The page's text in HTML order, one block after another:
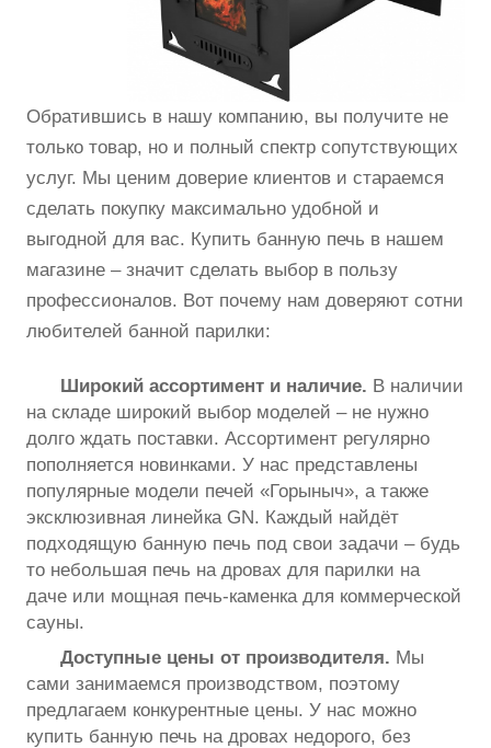
Обратившись в нашу компанию, вы получите не
только товар, но и полный спектр сопутствующих
услуг. Мы ценим доверие клиентов и стараемся
сделать покупку максимально удобной и
выгодной для вас. Купить банную печь в нашем
магазине – значит сделать выбор в пользу
профессионалов. Вот почему нам доверяют сотни
любителей банной парилки:
Широкий ассортимент и наличие. В наличии
на складе широкий выбор моделей – не нужно
долго ждать поставки. Ассортимент регулярно
пополняется новинками. У нас представлены
популярные модели печей «Горыныч», а также
эксклюзивная линейка GN. Каждый найдёт
подходящую банную печь под свои задачи – будь
то небольшая печь на дровах для парилки на
даче или мощная печь-каменка для коммерческой
сауны.
Доступные цены от производителя. Мы
сами занимаемся производством, поэтому
предлагаем конкурентные цены. У нас можно
купить банную печь на дровах недорого, без